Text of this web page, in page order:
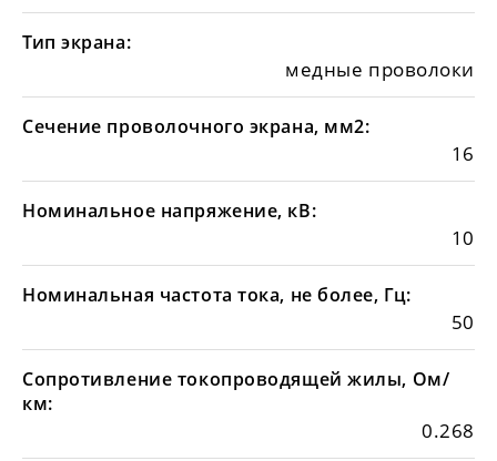
Тип экрана:
медные проволоки
Сечение проволочного экрана, мм2:
16
Номинальное напряжение, кВ:
10
Номинальная частота тока, не более, Гц:
50
Сопротивление токопроводящей жилы, Ом/
км:
0.268